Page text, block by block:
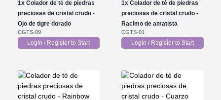
1xColador de té de piedras
preciosas de cristal crudo -
Ojo de tigre dorado
CGTS-09
Login / Register to Start
1x Colador de té de piedras
preciosas de cristal crudo -
Racimo de amatista
CGTS-01
Login / Register to Start